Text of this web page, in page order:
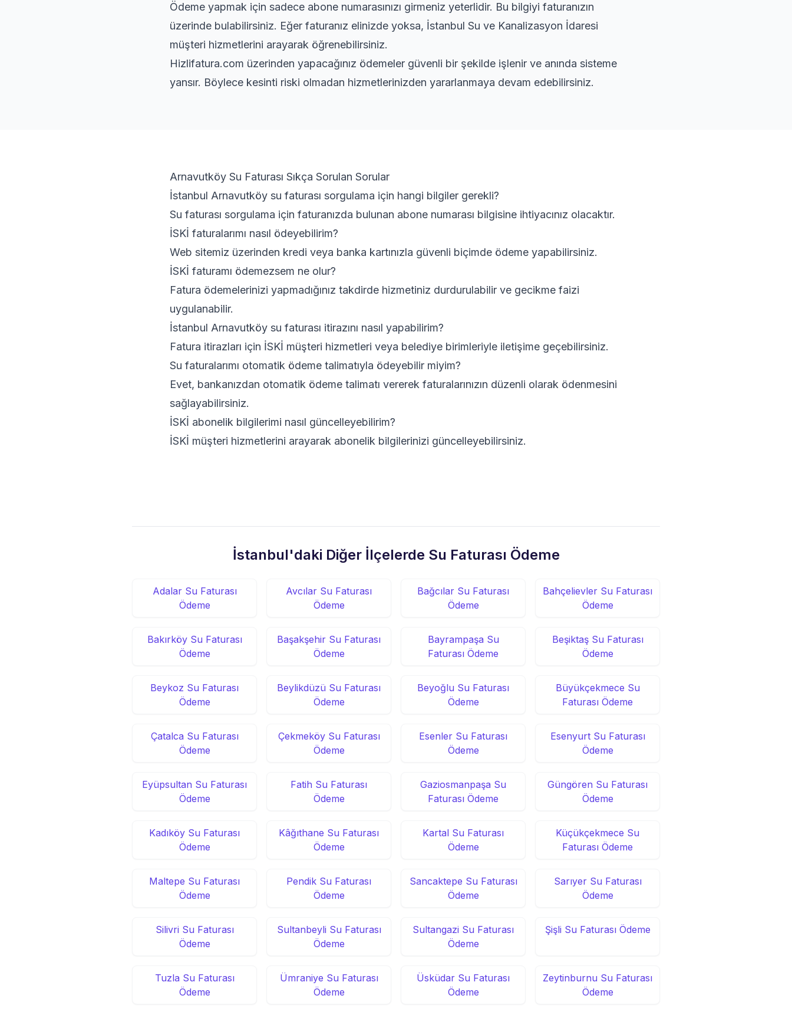
Ödeme yapmak için sadece abone numarasınızı girmeniz yeterlidir. Bu bilgiyi faturanızın
üzerinde bulabilirsiniz. Eğer faturanız elinizde yoksa, İstanbul Su ve Kanalizasyon İdaresi
müşteri hizmetlerini arayarak öğrenebilirsiniz.
Hizlifatura.com üzerinden yapacağınız ödemeler güvenli bir şekilde işlenir ve anında sisteme
yansır. Böylece kesinti riski olmadan hizmetlerinizden yararlanmaya devam edebilirsiniz.
Arnavutköy Su Faturası Sıkça Sorulan Sorular
İstanbul Arnavutköy su faturası sorgulama için hangi bilgiler gerekli?
Su faturası sorgulama için faturanızda bulunan abone numarası bilgisine ihtiyacınız olacaktır.
İSKİ faturalarımı nasıl ödeyebilirim?
Web sitemiz üzerinden kredi veya banka kartınızla güvenli biçimde ödeme yapabilirsiniz.
İSKİ faturamı ödemezsem ne olur?
Fatura ödemelerinizi yapmadığınız takdirde hizmetiniz durdurulabilir ve gecikme faizi
uygulanabilir.
İstanbul Arnavutköy su faturası itirazını nasıl yapabilirim?
Fatura itirazları için İSKİ müşteri hizmetleri veya belediye birimleriyle iletişime geçebilirsiniz.
Su faturalarımı otomatik ödeme talimatıyla ödeyebilir miyim?
Evet, bankanızdan otomatik ödeme talimatı vererek faturalarınızın düzenli olarak ödenmesini
sağlayabilirsiniz.
İSKİ abonelik bilgilerimi nasıl güncelleyebilirim?
İSKİ müşteri hizmetlerini arayarak abonelik bilgilerinizi güncelleyebilirsiniz.
İstanbul'daki Diğer İlçelerde Su Faturası Ödeme
Adalar Su Faturası
Ödeme
Avcılar Su Faturası
Ödeme
Bağcılar Su Faturası
Ödeme
Bahçelievler Su Faturası
Ödeme
Bakırköy Su Faturası
Ödeme
Başakşehir Su Faturası
Ödeme
Bayrampaşa Su
Faturası Ödeme
Beşiktaş Su Faturası
Ödeme
Beykoz Su Faturası
Ödeme
Beylikdüzü Su Faturası
Ödeme
Beyoğlu Su Faturası
Ödeme
Büyükçekmece Su
Faturası Ödeme
Çatalca Su Faturası
Ödeme
Çekmeköy Su Faturası
Ödeme
Esenler Su Faturası
Ödeme
Esenyurt Su Faturası
Ödeme
Eyüpsultan Su Faturası
Ödeme
Fatih Su Faturası
Ödeme
Gaziosmanpaşa Su
Faturası Ödeme
Güngören Su Faturası
Ödeme
Kadıköy Su Faturası
Ödeme
Kâğıthane Su Faturası
Ödeme
Kartal Su Faturası
Ödeme
Küçükçekmece Su
Faturası Ödeme
Maltepe Su Faturası
Ödeme
Pendik Su Faturası
Ödeme
Sancaktepe Su Faturası
Ödeme
Sarıyer Su Faturası
Ödeme
Silivri Su Faturası
Ödeme
Sultanbeyli Su Faturası
Ödeme
Sultangazi Su Faturası
Ödeme
Şişli Su Faturası Ödeme
Tuzla Su Faturası
Ödeme
Ümraniye Su Faturası
Ödeme
Üsküdar Su Faturası
Ödeme
Zeytinburnu Su Faturası
Ödeme